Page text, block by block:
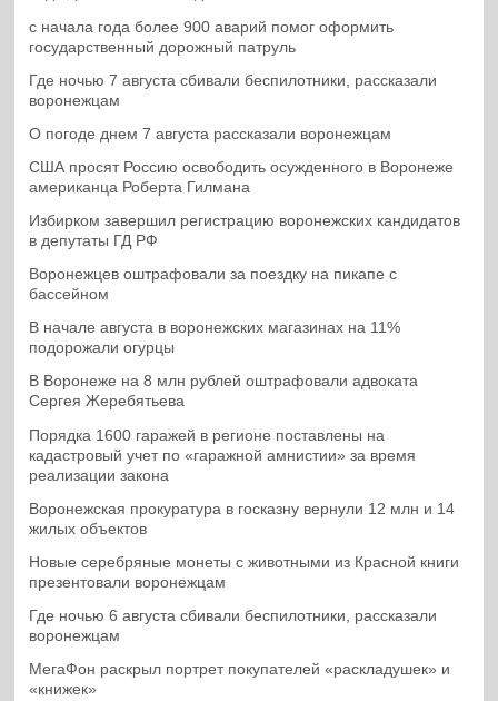
с начала года более 900 аварий помог оформить
государственный дорожный патруль
Где ночью 7 августа сбивали беспилотники, рассказали
воронежцам
О погоде днем 7 августа рассказали воронежцам
США просят Россию освободить осужденного в Воронеже
американца Роберта Гилмана
Избирком завершил регистрацию воронежских кандидатов
в депутаты ГД РФ
Воронежцев оштрафовали за поездку на пикапе с
бассейном
В начале августа в воронежских магазинах на 11%
подорожали огурцы
В Воронеже на 8 млн рублей оштрафовали адвоката
Сергея Жеребятьева
Порядка 1600 гаражей в регионе поставлены на
кадастровый учет по «гаражной амнистии» за время
реализации закона
Воронежская прокуратура в госказну вернули 12 млн и 14
жилых объектов
Новые серебряные монеты с животными из Красной книги
презентовали воронежцам
Где ночью 6 августа сбивали беспилотники, рассказали
воронежцам
МегаФон раскрыл портрет покупателей «раскладушек» и
«книжек»